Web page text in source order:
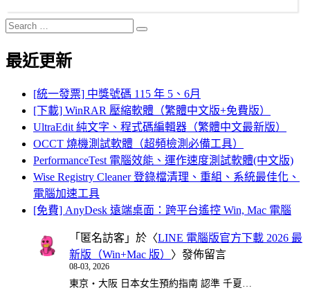
Search
for:
Search
最近更新
[統一發票] 中獎號碼 115 年 5、6月
[下載] WinRAR 壓縮軟體（繁體中文版+免費版）
UltraEdit 純文字、程式碼編輯器（繁體中文最新版）
OCCT 燒機測試軟體（超頻檢測必備工具）
PerformanceTest 電腦效能、運作速度測試軟體(中文版)
Wise Registry Cleaner 登錄檔清理、重組、系統最佳化、
電腦加速工具
[免費] AnyDesk 遠端桌面：跨平台遙控 Win, Mac 電腦
「 匿名訪客 」於〈LINE 電腦版官方下載 2026 最
新版（Win+Mac 版） 〉發佈留言
08-03, 2026
東京・大阪 日本女生預約指南 認準 千夏…